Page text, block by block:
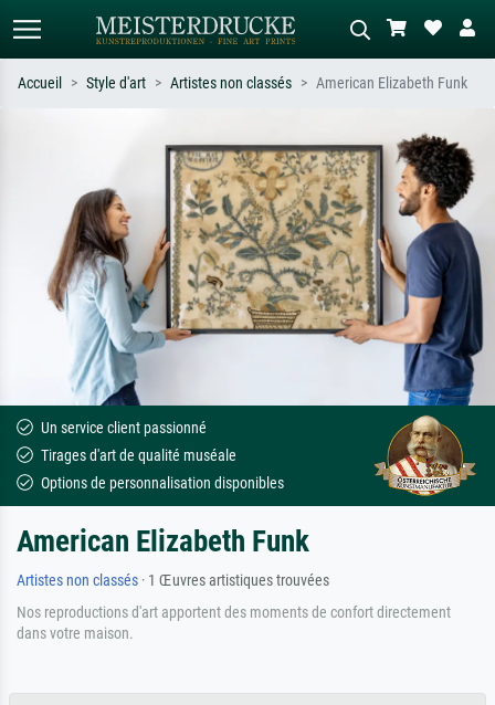
Recherchez par artiste, titre ou style –
ex. Monet, Nuit étoilée,
impressionnisme, vague de Hokusai,
nu.
Décrivez la scène – ex. prairie verte,
abstrait avec beaucoup de rouge,
tableau sombre, nu debout près d'un
arbre.
Accueil Style d'art Artistes non classés American Elizabeth Funk
Un service client passionné
Tirages d'art de qualité muséale
Options de personnalisation disponibles
American Elizabeth Funk
Artistes non classés · 1 Œuvres artistiques trouvées
Nos reproductions d'art apportent des moments de confort directement
dans votre maison.